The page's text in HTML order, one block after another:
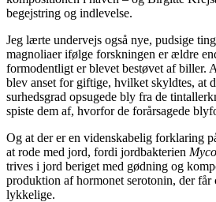
begejstring og indlevelse.
Jeg lærte undervejs også nye, pudsige
magnoliaer ifølge forskningen er ældre
formodentligt er blevet bestøvet af biller.
blev anset for giftige, hvilket skyldtes, at
surhedsgrad opsugede bly fra de
spiste dem af, hvorfor de forårsagede
Og at der er en videnskabelig forklaring
at rode med jord, fordi jordbakterien
trives i jord beriget med gødning og
produktion af hormonet serotonin, der får
lykkelige.